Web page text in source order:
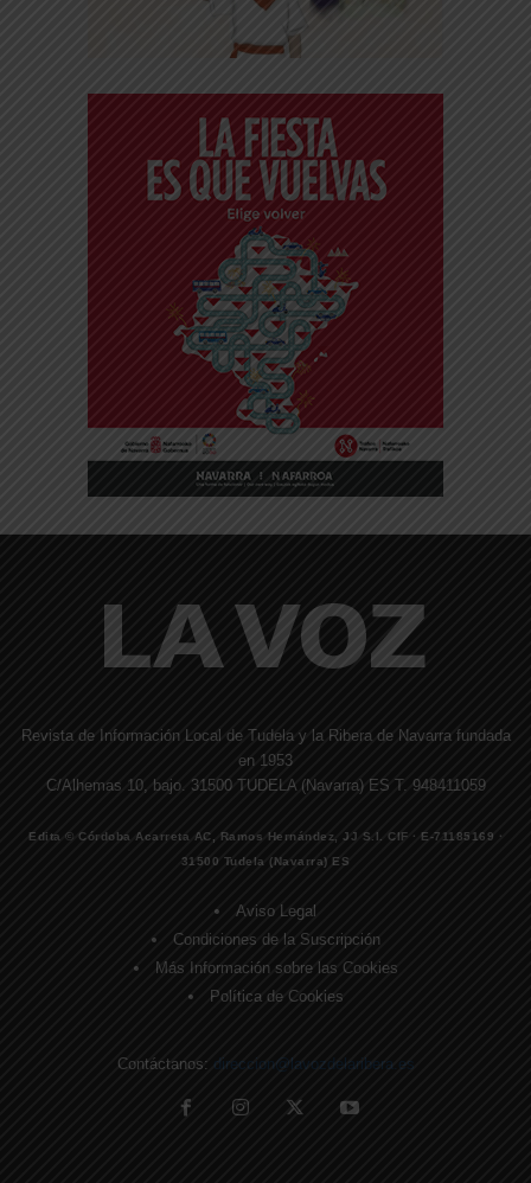
Revista de Información Local de Tudela y la Ribera de Navarra fundada
en 1953
C/Alhemas 10, bajo. 31500 TUDELA (Navarra) ES T. 948411059
Edita © Córdoba Acarreta AC, Ramos Hernández, JJ S.I. CIF · E-71185169 ·
31500 Tudela (Navarra) ES
Aviso Legal
Condiciones de la Suscripción
Más Información sobre las Cookies
Política de Cookies
Contáctanos: direccion@lavozdelaribera.es